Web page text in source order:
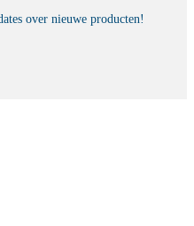
over nieuwe producten!